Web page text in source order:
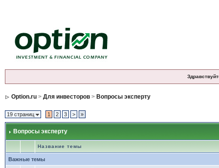
Option.ru> Для инвесторов> Вопросы эксперту
19 страниц 1 2 3 > »
Вопросы эксперту
Название темы
Важные темы